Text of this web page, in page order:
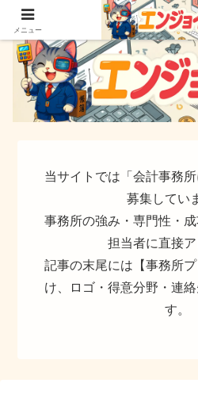
簿記でなく実務が
当サイトでは「会計事務
募集してい
事務所の強み・専門性・
担当者に直接ア
記事の末尾には【事務所
け、ロゴ・得意分野・連
す。
メニュー